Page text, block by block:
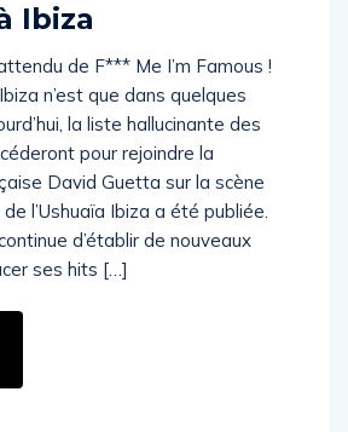
Ibiza
de F*** Me I’m Famous !
n’est que dans quelques
la liste hallucinante des
pour rejoindre la
David Guetta sur la scène
l’Ushuaïa Ibiza a été publiée.
d’établir de nouveaux
ses hits […]